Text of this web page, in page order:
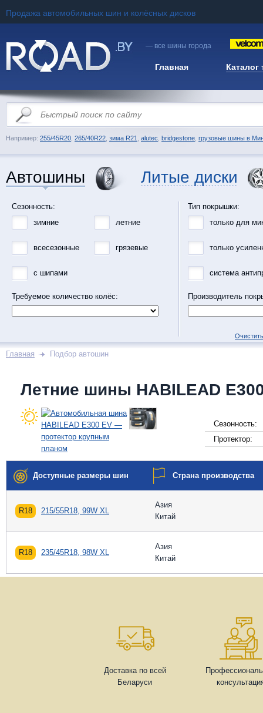
Продажа автомобильных шин и колёсных дисков
— все шины города
Главная Каталог
Например: 255/45R20 265/40R22 зима R21 alutec bridgestone грузовые шины в
Автошины Литые диски
Сезонность:
зимние
летние
всесезонные грязевые
с шипами
Требуемое количество колёс:
Тип покрышки:
только для
только
система
Производитель
Главная Подбор автошин
Летние шины HABILEAD
Сезонность:
Протектор:
Доступные размеры шин Страна производства
R18 215/55R18, 99W XL
Азия
Китай
R18 235/45R18, 98W XL
Азия
Китай
Доставка по всей
Беларуси